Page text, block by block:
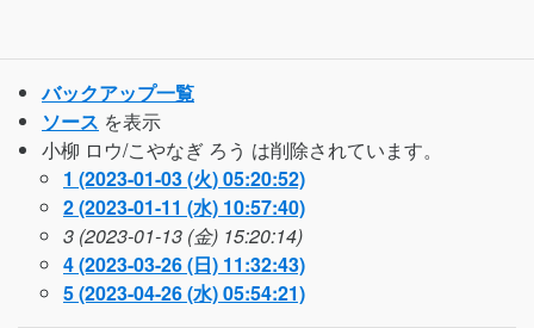
バックアップ一覧
ソース を表示
小柳 ロウ/こやなぎ ろう は削除されています。
1 (2023-01-03 (火) 05:20:52)
2 (2023-01-11 (水) 10:57:40)
3 (2023-01-13 (金) 15:20:14)
4 (2023-03-26 (日) 11:32:43)
5 (2023-04-26 (水) 05:54:21)